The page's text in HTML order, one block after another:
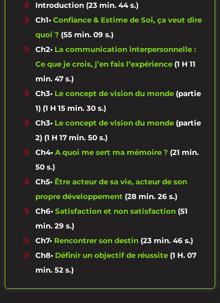
Introduction (23 min. 44 s.)
Ch1• Confiance & Estime de Soi, ça veut dire
quoi ? (55 min. 09 s.)
Ch2• La communication interpersonnelle :
Ce que je crois, j’en fais l’expérience(1 H 11
min. 47 s.)
Ch3• Le concept de vision du monde(partie
1) (1 H 15 min. 30 s.)
Ch3• Le concept de vision du monde(partie
2) (1 H 17 min. 50 s.)
Ch4• A quoi me sert ma mémoire ? (21 min.
50 s.)
Ch5• Être acteur de sa vie, acteur de son
propre développement (28 min. 26 s.)
Ch6• Satisfaction et non satisfaction(51
min. 29 s.)
Ch7• Rencontrer son destin(23 min. 46 s.)
Ch8• Définir un objectif de réussite(1 H. 07
min. 52 s.)